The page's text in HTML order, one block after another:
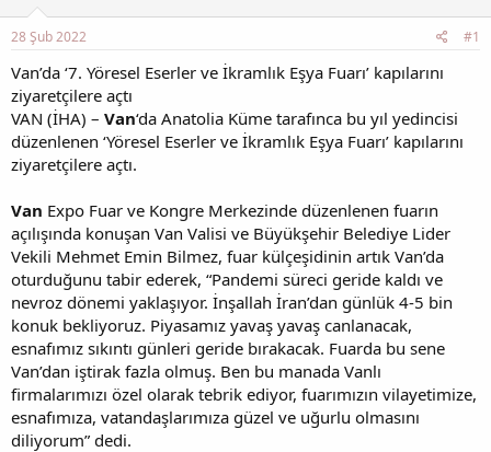
b
a
ş
a
t
a
n
ç
a
r
i
h
28 Şub 2022 #1
Van’da ‘7. Yöresel Eserler ve İkramlık Eşya Fuarı’ kapılarını
ziyaretçilere açtı
VAN (İHA) – Van‘da Anatolia Küme tarafınca bu yıl yedincisi
düzenlenen ‘Yöresel Eserler ve İkramlık Eşya Fuarı’ kapılarını
ziyaretçilere açtı.
Van Expo Fuar ve Kongre Merkezinde düzenlenen fuarın
açılışında konuşan Van Valisi ve Büyükşehir Belediye Lider
Vekili Mehmet Emin Bilmez, fuar külçeşidinin artık Van’da
oturduğunu tabir ederek, “Pandemi süreci geride kaldı ve
nevroz dönemi yaklaşıyor. İnşallah İran’dan günlük 4-5 bin
konuk bekliyoruz. Piyasamız yavaş yavaş canlanacak,
esnafımız sıkıntı günleri geride bırakacak. Fuarda bu sene
Van’dan iştirak fazla olmuş. Ben bu manada Vanlı
firmalarımızı özel olarak tebrik ediyor, fuarımızın vilayetimize,
esnafımıza, vatandaşlarımıza güzel ve uğurlu olmasını
diliyorum” dedi.